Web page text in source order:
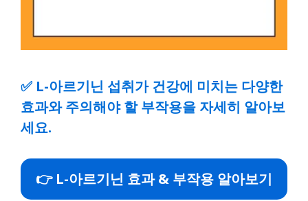
✅ L-아르기닌 섭취가 건강에 미치는 다양한
효과와 주의해야 할 부작용을 자세히 알아보
세요.
👉 L-아르기닌 효과 & 부작용 알아보기